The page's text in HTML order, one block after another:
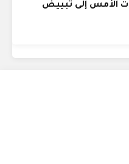
الأمس إلى تبييض